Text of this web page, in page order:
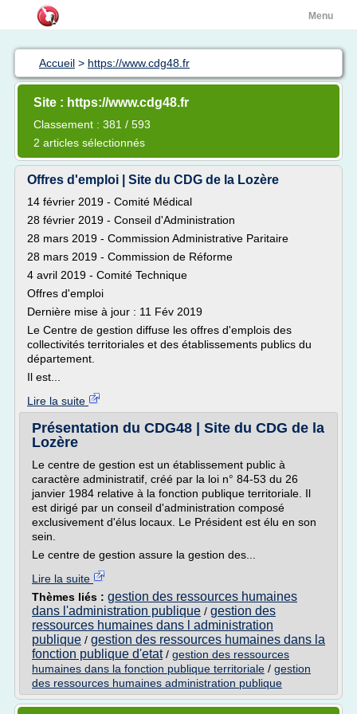
Menu
Accueil > https://www.cdg48.fr
Site : https://www.cdg48.fr
Classement : 381 / 593
2 articles sélectionnés
Offres d'emploi | Site du CDG de la Lozère
14 février 2019 - Comité Médical
28 février 2019 - Conseil d'Administration
28 mars 2019 - Commission Administrative Paritaire
28 mars 2019 - Commission de Réforme
4 avril 2019 - Comité Technique
Offres d'emploi
Dernière mise à jour : 11 Fév 2019
Le Centre de gestion diffuse les offres d'emplois des
collectivités territoriales et des établissements publics du
département.
Il est...
Lire la suite
Présentation du CDG48 | Site du CDG de la
Lozère
Le centre de gestion est un établissement public à
caractère administratif, créé par la loi n° 84-53 du 26
janvier 1984 relative à la fonction publique territoriale. Il
est dirigé par un conseil d'administration composé
exclusivement d'élus locaux. Le Président est élu en son
sein.
Le centre de gestion assure la gestion des...
Lire la suite
Thèmes liés : gestion des ressources humaines
dans l'administration publique / gestion des
ressources humaines dans l administration
publique / gestion des ressources humaines dans la
fonction publique d'etat/ gestion des ressources
humaines dans la fonction publique territoriale / gestion
des ressources humaines administration publique